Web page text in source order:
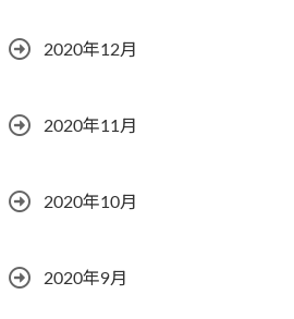
2020年12月
2020年11月
2020年10月
2020年9月